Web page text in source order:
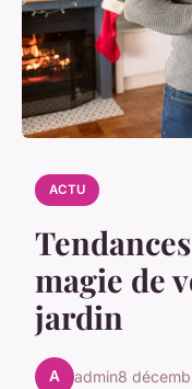
ACTU
magie de
jardin
A admin8